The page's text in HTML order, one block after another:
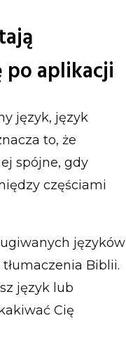
po aplikacji
język, język
to, że
spójne, gdy
częściami
języków
Biblii.
język lub
Cię